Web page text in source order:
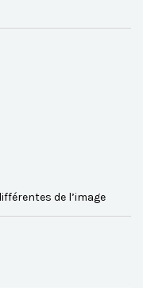
de l’image